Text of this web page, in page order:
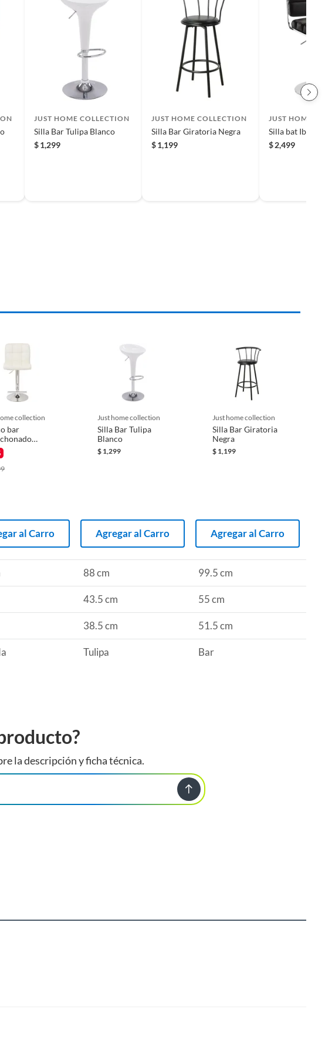
JUST HOME COLLECTION
Silla Bar Tulipa Blanco
$1,299
JUST HOME COLLECTION
Silla Bar Giratoria Negra
$1,199
JUST HOME
Silla bat Ibiza
$2,499
collection
bar
al Carro
just home collection
Silla Bar Tulipa
Blanco
$ 1,299
Agregar al Carro
just home collection
Silla Bar Giratoria
Negra
$ 1,199
Agregar al Carro
88 cm 99.5 cm
43.5 cm 55 cm
38.5 cm 51.5 cm
Tulipa Bar
la descripción y ficha técnica.